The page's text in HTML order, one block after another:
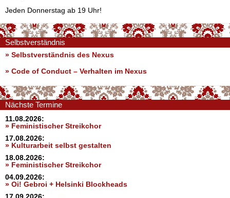
Jeden Donnerstag ab 19 Uhr!
Selbstverständnis
» Selbstverständnis des Nexus
» Code of Conduct – Verhalten im Nexus
Nächste Termine
11.08.2026:
» Feministischer Streikchor
17.08.2026:
» Kulturarbeit selbst gestalten
18.08.2026:
» Feministischer Streikchor
04.09.2026:
» Oi! Gebroi + Helsinki Blockheads